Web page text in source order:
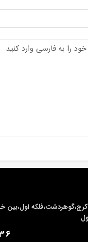
کرج،گوهردشت،فلکه اول،بین